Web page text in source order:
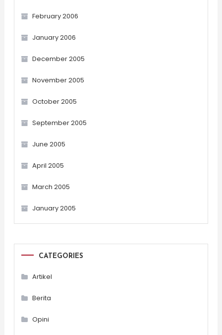
February 2006
January 2006
December 2005
November 2005
October 2005
September 2005
June 2005
April 2005
March 2005
January 2005
CATEGORIES
Artikel
Berita
Opini